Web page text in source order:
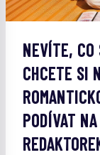
NEVÍTE, CO
CHCETE SI
PODÍVAT